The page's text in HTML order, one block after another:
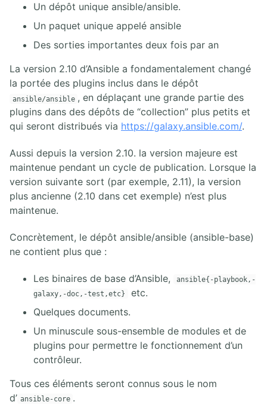
Un dépôt unique ansible/ansible.
Un paquet unique appelé ansible
Des sorties importantes deux fois par an
La version 2.10 d’Ansible a fondamentalement changé
la portée des plugins inclus dans le dépôt
ansible/ansible , en déplaçant une grande partie des
plugins dans des dépôts de “collection” plus petits et
qui seront distribués via https://galaxy.ansible.com/.
Aussi depuis la version 2.10. la version majeure est
maintenue pendant un cycle de publication. Lorsque la
version suivante sort (par exemple, 2.11), la version
plus ancienne (2.10 dans cet exemple) n’est plus
maintenue.
Concrètement, le dépôt ansible/ansible (ansible-base)
ne contient plus que :
Les binaires de base d’Ansible,
ansible{-playbook,-
galaxy,-doc,-test,etc}
etc.
Quelques documents.
Un minuscule sous-ensemble de modules et de
plugins pour permettre le fonctionnement d’un
contrôleur.
Tous ces éléments seront connus sous le nom
d’ ansible-core .